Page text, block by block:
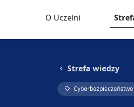
O Uczelni
Strefa wiedzy
Cyberbezpieczeństwo